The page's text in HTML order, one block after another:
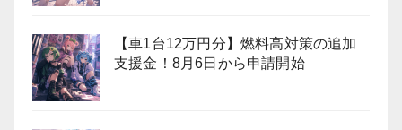
【車1台12万円分】燃料高対策の追加
支援金！8月6日から申請開始